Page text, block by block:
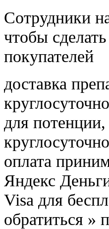
Cотрудники
чтобы
покупателей
доставка
для
круглосуточно
оплата
Яндекс
Visa для
обратиться »